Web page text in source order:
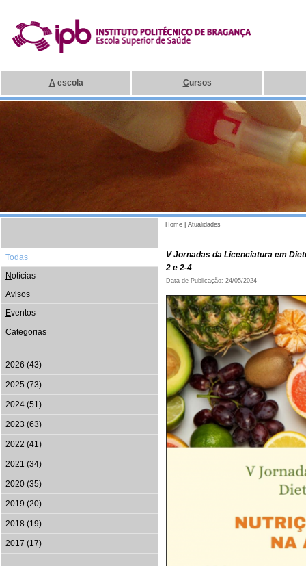
A escola Cursos
Home Atualidades
Todas
Notícias
Avisos
Eventos
Categorias
2026 (43)
2025 (73)
2024 (51)
2023 (63)
2022 (41)
2021 (34)
2020 (35)
2019 (20)
2018 (19)
2017 (17)
V Jornadas da Licenciatura em
2 e 2-4
Data de Publicação: 24/05/2024